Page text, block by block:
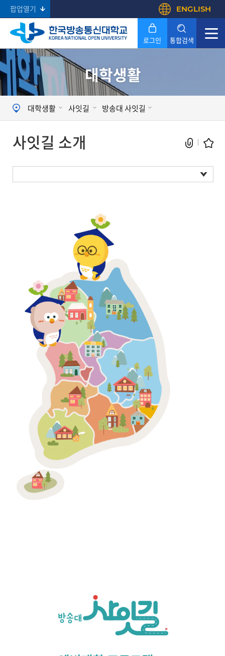
팝업열기 ENGLISH
로그인 통합검색
Search 대학생활
대학생활 사잇길 방송대 사잇길
사잇길 소개
사잇길 운영 안내
사잇길 프로그램